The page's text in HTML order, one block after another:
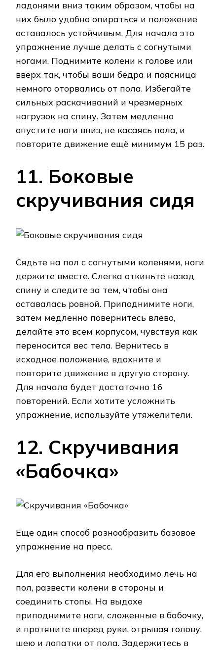
ладонями вниз таким образом, чтобы на
них было удобно опираться и положение
оставалось устойчивым. Для начала это
упражнение лучше делать с согнутыми
ногами. Поднимите колени к голове или
вверх так, чтобы ваши бедра и поясница
немного оторвались от пола. Избегайте
сильных раскачиваний и чрезмерных
нагрузок на спину. Затем медленно
опустите ноги вниз, не касаясь пола, и
повторите движение ещё минимум 15 раз.
11. Боковые
скручивания сидя
Сядьте на пол с согнутыми коленями, ноги
держите вместе. Слегка откиньте назад
спину и следите за тем, чтобы она
оставалась ровной. Приподнимите ноги,
затем медленно повернитесь влево,
делайте это всем корпусом, чувствуя как
переносится вес тела. Вернитесь в
исходное положение, вдохните и
повторите движение в другую сторону.
Для начала будет достаточно 16
повторений. Если хотите усложнить
упражнение, используйте утяжелители.
12. Скручивания
«Бабочка»
Еще один способ разнообразить базовое
упражнение на пресс.
Для его выполнения необходимо лечь на
пол, развести колени в стороны и
соединить стопы. На выдохе
приподнимите ноги, сложенные в бабочку,
и протяните вперед руки, отрывая голову,
шею и лопатки от пола. Задержитесь в